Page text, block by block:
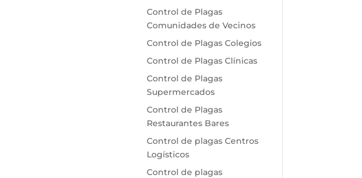
Control de Plagas
Comunidades de Vecinos
Control de Plagas Colegios
Control de Plagas Clínicas
Control de Plagas
Supermercados
Control de Plagas
Restaurantes Bares
Control de plagas Centros
Logísticos
Control de plagas